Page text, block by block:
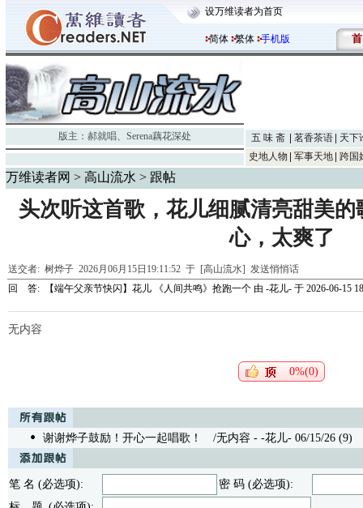
设万维读者为首页
简体 繁体 手机版 首
版主： 郝就唱、 Serena藕花深处 五 味 斋 茗香茶语
天下
史地人物
军事天地 跨国
万维读者网 > 高山流水 > 跟帖
头次听这首歌，花儿细腻清亮甜美
心，太爽了
送交者: 树烨子 2026月06月15日19:11:52 于 [高山流水] 发送悄悄话
回 答:
【端午父亲节快闪】花儿 《人间共鸣》抢跑一个 由 -花儿- 于 2026-06-15
无内容
0%(0)
谢谢烨子鼓励！开心一起唱歌！ /无内容 - -花儿- 06/15/26 (9)
笔 名 (必选项):
密 码 (必选项):